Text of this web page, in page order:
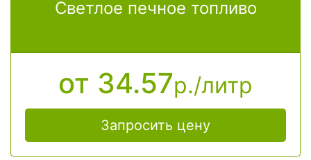
Светлое печное топливо
от 34.57р./литр
Запросить цену